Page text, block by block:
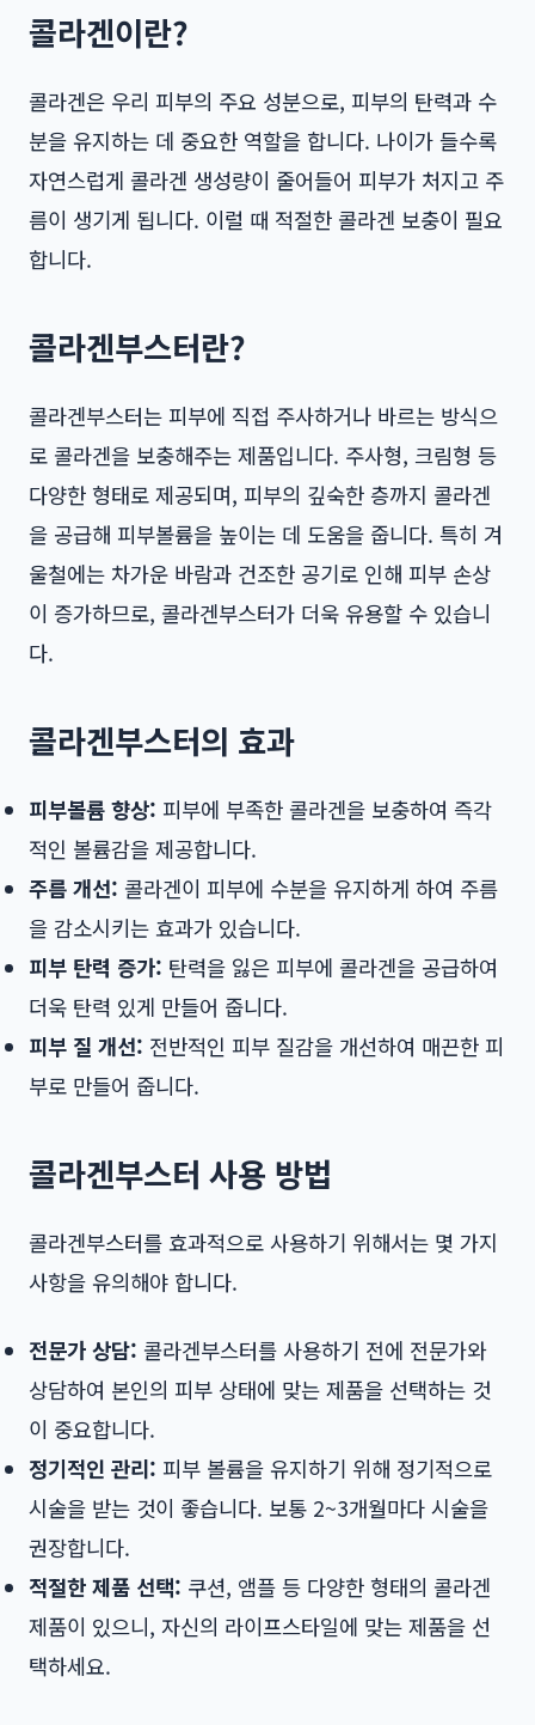
콜라겐이란?
콜라겐은 우리 피부의 주요 성분으로, 피부의 탄력과 수
분을 유지하는 데 중요한 역할을 합니다. 나이가 들수록
자연스럽게 콜라겐 생성량이 줄어들어 피부가 처지고 주
름이 생기게 됩니다. 이럴 때 적절한 콜라겐 보충이 필요
합니다.
콜라겐부스터란?
콜라겐부스터는 피부에 직접 주사하거나 바르는 방식으
로 콜라겐을 보충해주는 제품입니다. 주사형, 크림형 등
다양한 형태로 제공되며, 피부의 깊숙한 층까지 콜라겐
을 공급해 피부볼륨을 높이는 데 도움을 줍니다. 특히 겨
울철에는 차가운 바람과 건조한 공기로 인해 피부 손상
이 증가하므로, 콜라겐부스터가 더욱 유용할 수 있습니
다.
콜라겐부스터의 효과
피부볼륨 향상: 피부에 부족한 콜라겐을 보충하여 즉각
적인 볼륨감을 제공합니다.
주름 개선: 콜라겐이 피부에 수분을 유지하게 하여 주름
을 감소시키는 효과가 있습니다.
피부 탄력 증가: 탄력을 잃은 피부에 콜라겐을 공급하여
더욱 탄력 있게 만들어 줍니다.
피부 질 개선: 전반적인 피부 질감을 개선하여 매끈한 피
부로 만들어 줍니다.
콜라겐부스터 사용 방법
콜라겐부스터를 효과적으로 사용하기 위해서는 몇 가지
사항을 유의해야 합니다.
전문가 상담: 콜라겐부스터를 사용하기 전에 전문가와
상담하여 본인의 피부 상태에 맞는 제품을 선택하는 것
이 중요합니다.
정기적인 관리: 피부 볼륨을 유지하기 위해 정기적으로
시술을 받는 것이 좋습니다. 보통 2~3개월마다 시술을
권장합니다.
적절한 제품 선택: 쿠션, 앰플 등 다양한 형태의 콜라겐
제품이 있으니, 자신의 라이프스타일에 맞는 제품을 선
택하세요.